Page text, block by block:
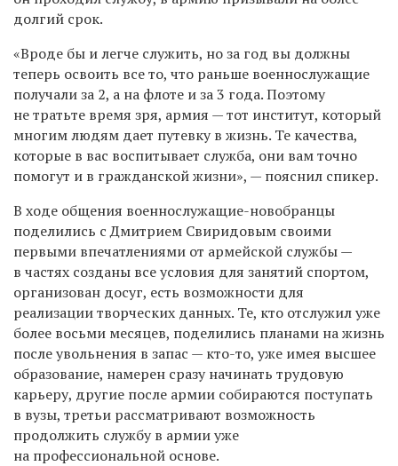
долгий срок.
«Вроде бы и легче служить, но за год вы должны
теперь освоить все то, что раньше военнослужащие
получали за 2, а на флоте и за 3 года. Поэтому
не тратьте время зря, армия — тот институт, который
многим людям дает путевку в жизнь. Те качества,
которые в вас воспитывает служба, они вам точно
помогут и в гражданской жизни», — пояснил спикер.
В ходе общения военнослужащие-новобранцы
поделились с Дмитрием Свиридовым своими
первыми впечатлениями от армейской службы —
в частях созданы все условия для занятий спортом,
организован досуг, есть возможности для
реализации творческих данных. Те, кто отслужил уже
более восьми месяцев, поделились планами на жизнь
после увольнения в запас — кто-то, уже имея высшее
образование, намерен сразу начинать трудовую
карьеру, другие после армии собираются поступать
в вузы, третьи рассматривают возможность
продолжить службу в армии уже
на профессиональной основе.